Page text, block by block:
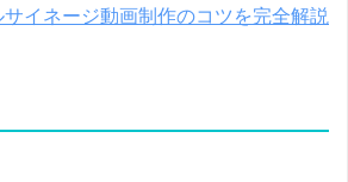
サイネージ動画制作のコツを完全解説